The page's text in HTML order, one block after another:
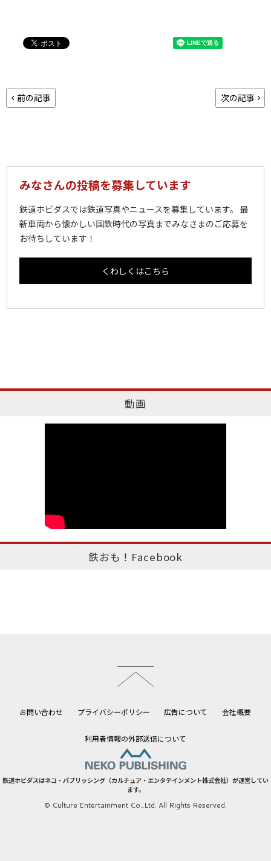
前の記事 次の記事
みなさんの投稿を募集しています
鉄道ホビダスでは鉄道写真やニュースを募集しています。 最
新車両から懐かしい国鉄時代の写真までみなさまのご応募を
お待ちしています！
くわしくはこちら
動画
鉄おも！Facebook
お問い合わせ プライバシーポリシー 広告について 会社概要
利用者情報の外部送信について
鉄道ホビダスはネコ・パブリッシング（カルチュア・エンタテインメント株式会社）が運営してい
ます。
© Culture Entertainment Co.,Ltd. All Rights Reserved.